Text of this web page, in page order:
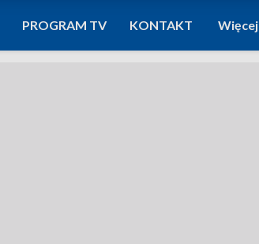
PROGRAM TV KONTAKT Więcej